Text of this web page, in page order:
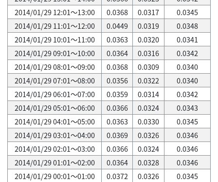
2014/01/29 12:01～13:00
0.0368 0.0317
0.0345
2014/01/29 11:01～12:00
0.0449 0.0319
0.0348
2014/01/29 10:01～11:00
0.0363 0.0320
0.0341
2014/01/29 09:01～10:00
0.0364 0.0316
0.0342
2014/01/29 08:01～09:00
0.0368 0.0309
0.0340
2014/01/29 07:01～08:00
0.0356 0.0322
0.0340
2014/01/29 06:01～07:00
0.0359 0.0314
0.0342
2014/01/29 05:01～06:00
0.0366 0.0324
0.0343
2014/01/29 04:01～05:00
0.0363 0.0330
0.0345
2014/01/29 03:01～04:00
0.0369 0.0326
0.0346
2014/01/29 02:01～03:00
0.0366 0.0324
0.0346
2014/01/29 01:01～02:00
0.0364 0.0328
0.0346
2014/01/29 00:01～01:00
0.0372 0.0326
0.0345